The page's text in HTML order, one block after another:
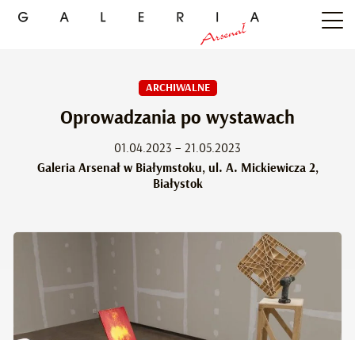
ARCHIWALNE
Oprowadzania po wystawach
01.04.2023 – 21.05.2023
Galeria Arsenał w Białymstoku, ul. A. Mickiewicza 2,
Białystok